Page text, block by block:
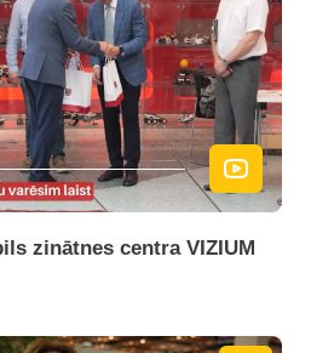
zinātnes centra VIZIUM